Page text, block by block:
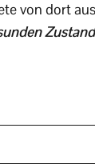
von dort